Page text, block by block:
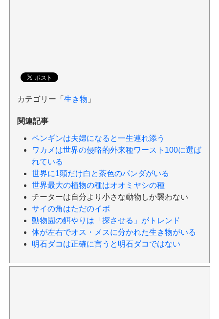
カテゴリー「 生き物 」
関連記事
ペンギンは夫婦になると一生連れ添う
ワカメは世界の侵略的外来種ワースト100に選ば
れている
世界に1頭だけ白と茶色のパンダがいる
世界最大の植物の種はオオミヤシの種
チーターは自分より小さな動物しか襲わない
サイの角はただのイボ
動物園の餌やりは「探させる」がトレンド
体が左右でオス・メスに分かれた生き物がいる
明石ダコは正確に言うと明石ダコではない